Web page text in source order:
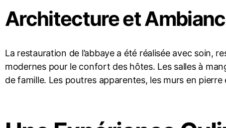
Architecture et
La restauration de l’abbaye a été réalisée avec soin,
modernes pour le confort des hôtes. Les salles à
de famille. Les poutres apparentes, les murs en